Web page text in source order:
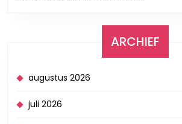
ARCHIEF
augustus 2026
juli 2026